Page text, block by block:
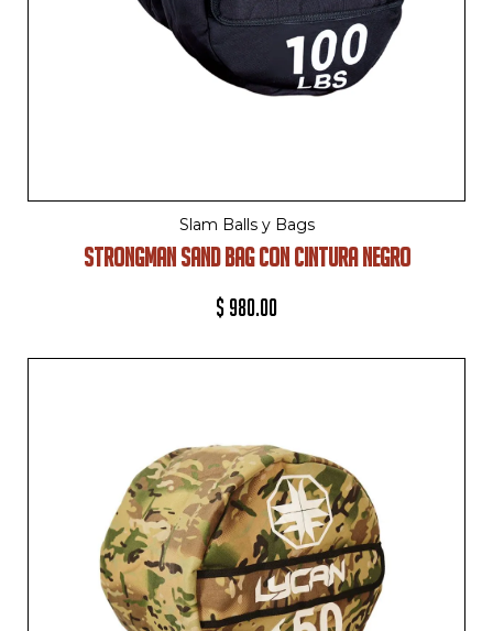
Slam Balls y Bags
STRONGMAN SAND BAG CON CINTURA NEGRO
$ 980.00